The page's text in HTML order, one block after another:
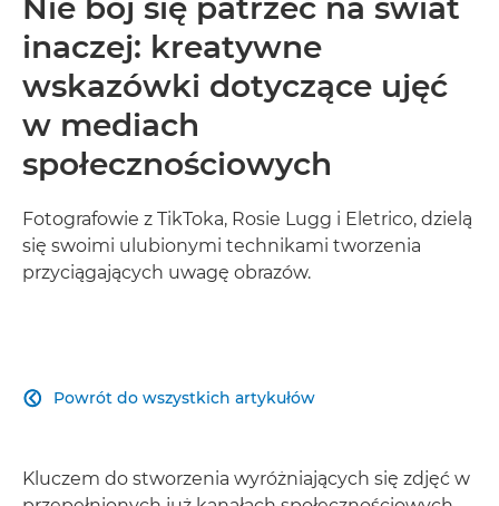
Nie bój się patrzeć na świat
inaczej: kreatywne
wskazówki dotyczące ujęć
w mediach
społecznościowych
Fotografowie z TikToka, Rosie Lugg i Eletrico, dzielą
się swoimi ulubionymi technikami tworzenia
przyciągających uwagę obrazów.
Powrót do wszystkich artykułów

Kluczem do stworzenia wyróżniających się zdjęć w